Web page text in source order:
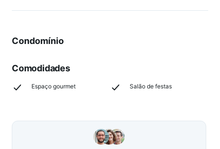
Condomínio
Comodidades
Espaço gourmet Salão de festas